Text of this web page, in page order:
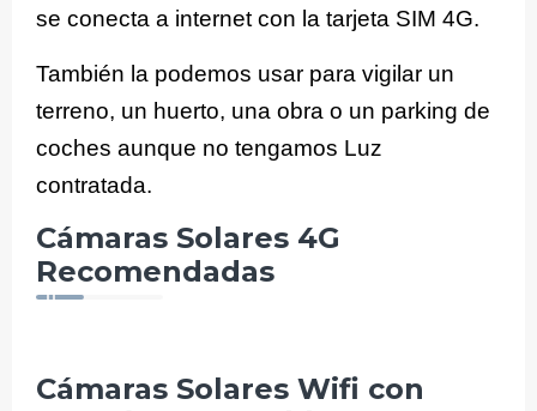
se conecta a internet con la tarjeta SIM 4G.
También la podemos usar para vigilar un
terreno, un huerto, una obra o un parking de
coches aunque no tengamos Luz
contratada.
Cámaras Solares 4G
Recomendadas
Cámaras Solares Wifi con